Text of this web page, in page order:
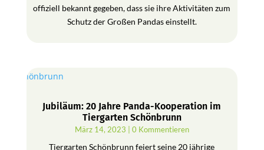
offiziell bekannt gegeben, dass sie ihre Aktivitäten zum
Schutz der Großen Pandas einstellt.
Jubiläum: 20 Jahre Panda-Kooperation im
Tiergarten Schönbrunn
März 14, 2023 | 0 Kommentieren
Tiergarten Schönbrunn feiert seine 20 jährige